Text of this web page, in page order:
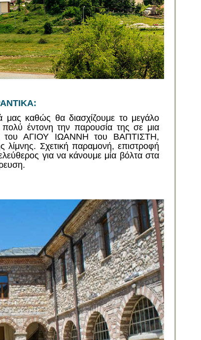
μας καθώς θα διασχίζουμε το μεγάλο
έντονη την παρουσία της σε μια
του ΑΓΙΟΥ ΙΩΑΝΝΗ του ΒΑΠΤΙΣΤΗ,
Σχετική παραμονή, επιστροφή
για να κάνουμε μία βόλτα στα